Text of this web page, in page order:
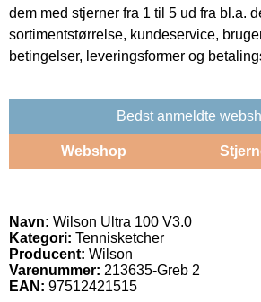
dem med stjerner fra 1 til 5 ud fra bl.a.
sortimentstørrelse, kundeservice,
betingelser, leveringsformer og
Bedst anmeldte
Webshop
Navn: Wilson Ultra 100 V3.0
Kategori: Tennisketcher
Producent: Wilson
Varenummer: 213635-Greb 2
EAN: 97512421515